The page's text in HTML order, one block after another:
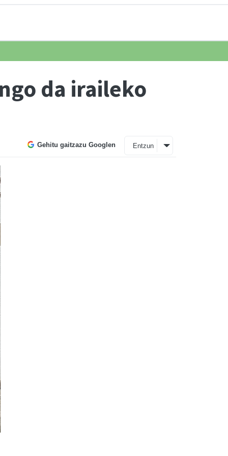
da iraileko
Gehitu gaitzazu Googlen Entzun